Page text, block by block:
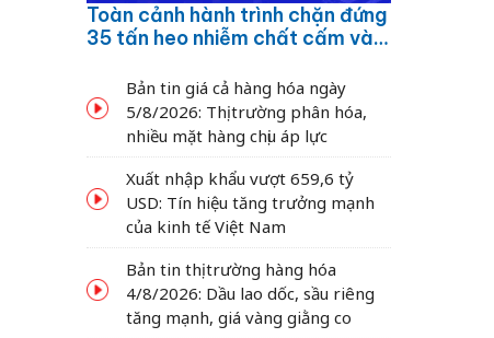
Toàn cảnh hành trình chặn đứng
35 tấn heo nhiễm chất cấm vào
Bản tin giá cả hàng hóa ngày
5/8/2026: Thị trường phân hóa,
nhiều mặt hàng chịu áp lực
Xuất nhập khẩu vượt 659,6 tỷ
USD: Tín hiệu tăng trưởng mạnh
của kinh tế Việt Nam
Bản tin thị trường hàng hóa
4/8/2026: Dầu lao dốc, sầu riêng
tăng mạnh, giá vàng giằng co